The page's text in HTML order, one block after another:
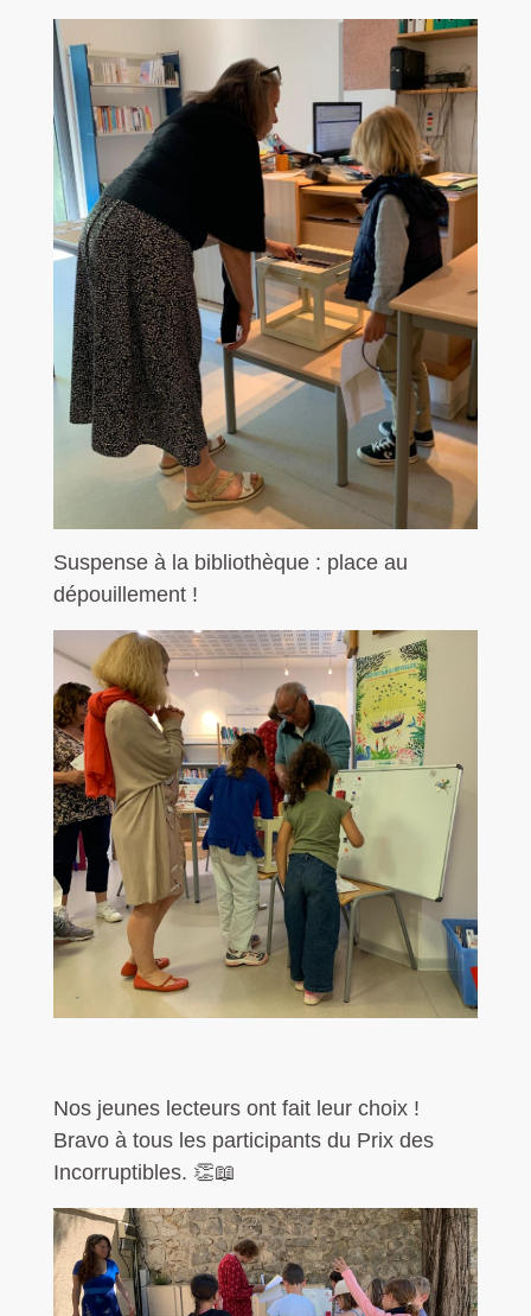
Suspense à la bibliothèque : place au
dépouillement !
Nos jeunes lecteurs ont fait leur choix !
Bravo à tous les participants du Prix des
Incorruptibles. 👏📖